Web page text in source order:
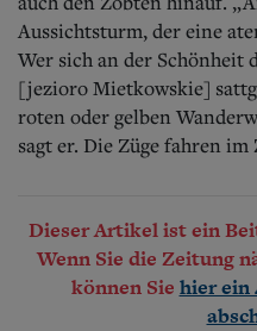
Aussichtsturm, der eine
Wer sich an der Schönheit
[jezioro Mietkowskie]
roten oder gelben
sagt er. Die Züge fahren
Dieser Artikel ist ein
Wenn Sie die Zeitung
können Sie hier ein